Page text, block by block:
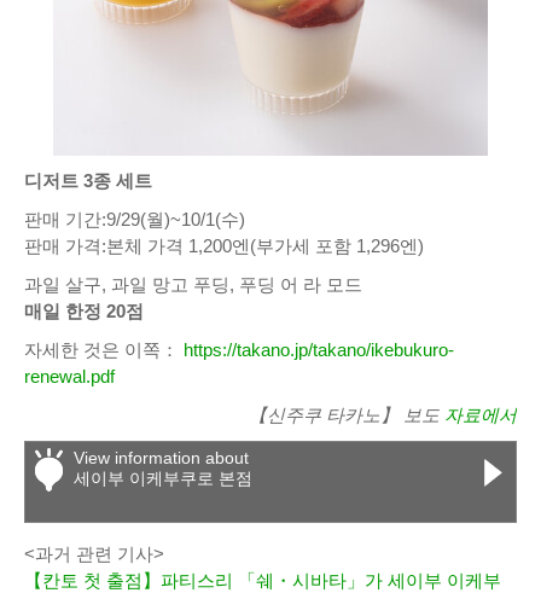
디저트 3종 세트
판매 기간:9/29(월)~10/1(수)
판매 가격:본체 가격 1,200엔(부가세 포함 1,296엔)
과일 살구, 과일 망고 푸딩, 푸딩 어 라 모드
매일 한정 20점
자세한 것은 이쪽： https://takano.jp/takano/ikebukuro-
renewal.pdf
【신주쿠 타카노】 보도 자료에서
View information about
세이부 이케부쿠로 본점
<과거 관련 기사>
【칸토 첫 출점】파티스리 「쉐・시바타」가 세이부 이케부